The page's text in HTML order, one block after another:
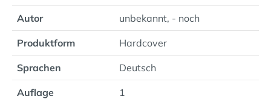
Autor unbekannt, - noch
Produktform Hardcover
Sprachen Deutsch
Auflage 1